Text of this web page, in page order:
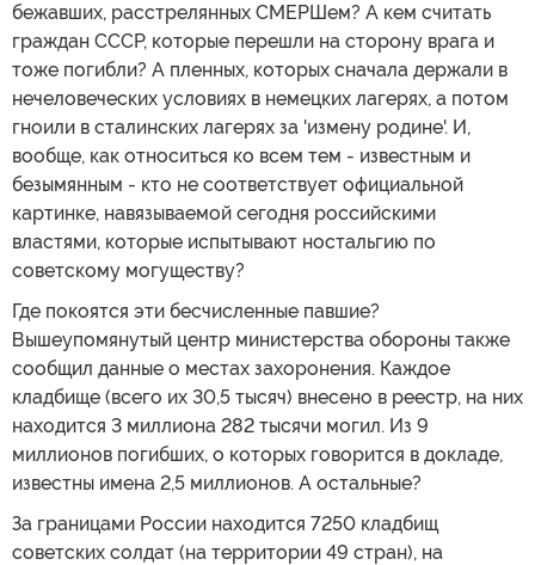
бежавших, расстрелянных СМЕРШем? А кем считать
граждан СССР, которые перешли на сторону врага и
тоже погибли? А пленных, которых сначала держали в
нечеловеческих условиях в немецких лагерях, а потом
гноили в сталинских лагерях за 'измену родине'. И,
вообще, как относиться ко всем тем - известным и
безымянным - кто не соответствует официальной
картинке, навязываемой сегодня российскими
властями, которые испытывают ностальгию по
советскому могуществу?
Где покоятся эти бесчисленные павшие?
Вышеупомянутый центр министерства обороны также
сообщил данные о местах захоронения. Каждое
кладбище (всего их 30,5 тысяч) внесено в реестр, на них
находится 3 миллиона 282 тысячи могил. Из 9
миллионов погибших, о которых говорится в докладе,
известны имена 2,5 миллионов. А остальные?
За границами России находится 7250 кладбищ
советских солдат (на территории 49 стран), на